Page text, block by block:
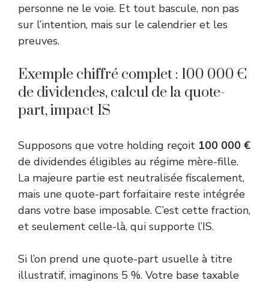
personne ne le voie. Et tout bascule, non pas
sur l’intention, mais sur le calendrier et les
preuves.
Exemple chiffré complet : 100 000 €
de dividendes, calcul de la quote-
part, impact IS
Supposons que votre holding reçoit 100 000 €
de dividendes éligibles au régime mère-fille.
La majeure partie est neutralisée fiscalement,
mais une quote-part forfaitaire reste intégrée
dans votre base imposable. C’est cette fraction,
et seulement celle-là, qui supporte l’IS.
Si l’on prend une quote-part usuelle à titre
illustratif, imaginons 5 %. Votre base taxable